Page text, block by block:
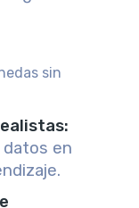
sin
:
datos en